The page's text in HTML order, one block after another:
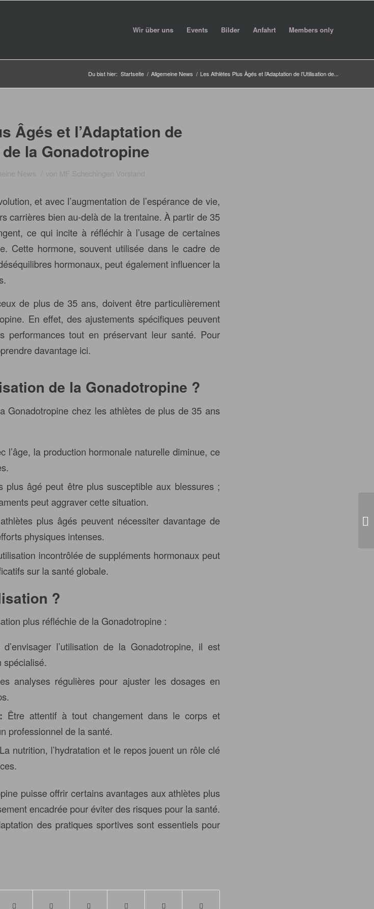
Wir über uns Events Bilder Anfahrt Members only
Du bist hier: Startseite / Allgemeine News / Les Athlètes Plus Âgés et l’Adaptation de l’Utilisation de...
Âgés et l’Adaptation de
la Gonadotropine
News von MF Schechingen Vorstand
et avec l’augmentation de l’espérance de vie,
carrières bien au-delà de la trentaine. À partir de 35
ce qui incite à réfléchir à l’usage de certaines
Cette hormone, souvent utilisée dans le cadre de
hormonaux, peut également influencer la
de plus de 35 ans, doivent être particulièrement
En effet, des ajustements spécifiques peuvent
performances tout en préservant leur santé. Pour
davantage ici.
de la Gonadotropine ?
Gonadotropine chez les athlètes de plus de 35 ans
l’âge, la production hormonale naturelle diminue, ce
plus âgé peut être plus susceptible aux blessures ;
peut aggraver cette situation.
plus âgés peuvent nécessiter davantage de
physiques intenses.
incontrôlée de suppléments hormonaux peut
sur la santé globale.
?
plus réfléchie de la Gonadotropine :
d’envisager l’utilisation de la Gonadotropine, il est
spécialisé.
analyses régulières pour ajuster les dosages en
Être attentif à tout changement dans le corps et
professionnel de la santé.
La nutrition, l’hydratation et le repos jouent un rôle clé
puisse offrir certains avantages aux athlètes plus
encadrée pour éviter des risques pour la santé.
des pratiques sportives sont essentiels pour